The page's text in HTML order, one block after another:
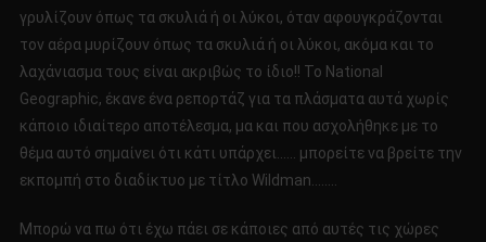
γρυλίζουν όπως τα σκυλιά ή οι λύκοι, όταν αφουγκράζονται
τον αέρα μυρίζουν όπως τα σκυλιά ή οι λύκοι, ακόμα και το
λαχάνιασμα τους είναι ακριβώς το ίδιο!! Το National
Geographic, έκανε ένα ρεπορτάζ για τα πλάσματα αυτά χωρίς
κάποιο ιδιαίτερο αποτέλεσμα, μα και που ασχολήθηκε με το
θέμα αυτό σημαίνει ότι κάτι υπάρχει…… μπορείτε να βρείτε την
εκπομπή στο διαδίκτυο με τίτλο Wildman……..
Μπορώ να πω ότι έχω πάει σε κάποιες από αυτές τις χώρες